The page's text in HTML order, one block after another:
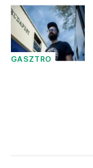
GASZTRO